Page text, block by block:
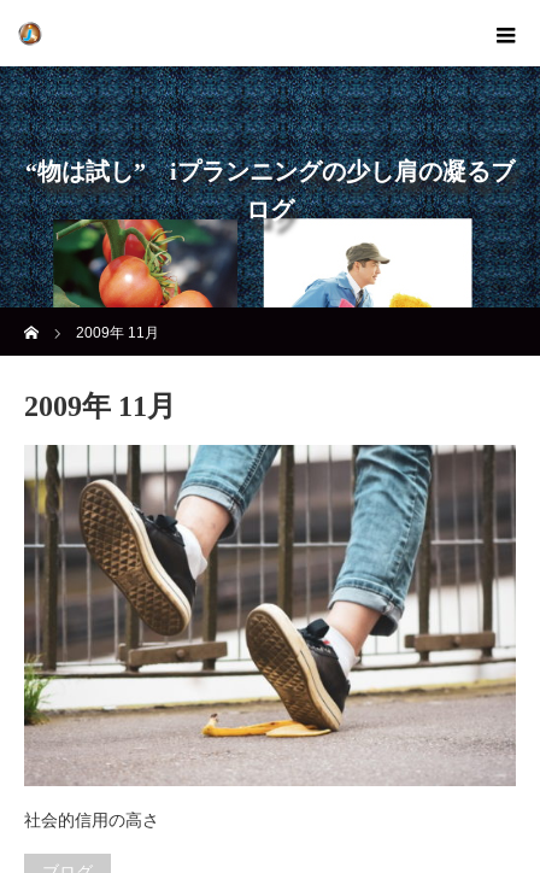
“物は試し” iプランニングの少し肩の凝るブ
ログ
2009年 11月
2009年 11月
社会的信用の高さ